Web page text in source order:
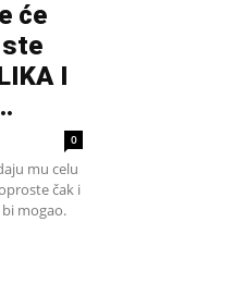
će
I
0
mu celu
čak i
mogao.